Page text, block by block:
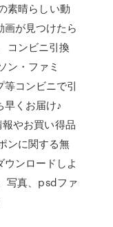
素晴らしい動
が見つけたら
コンビニ引換
ン・ファミ
コンビニで引
くお届け♪
やお買い得品
ンに関する無
ンロードしよ
写真、psdファ